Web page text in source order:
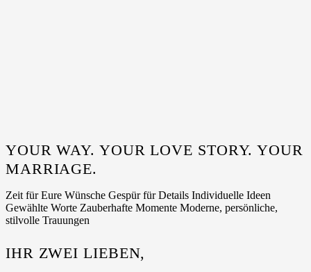
YOUR WAY. YOUR LOVE STORY. YOUR
MARRIAGE.
Zeit für Eure Wünsche Gespür für Details Individuelle Ideen
Gewählte Worte Zauberhafte Momente Moderne, persönliche,
stilvolle Trauungen
IHR ZWEI LIEBEN,